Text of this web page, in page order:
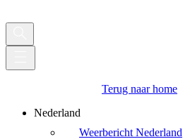
Terug naar home
Nederland
Weerbericht Nederland